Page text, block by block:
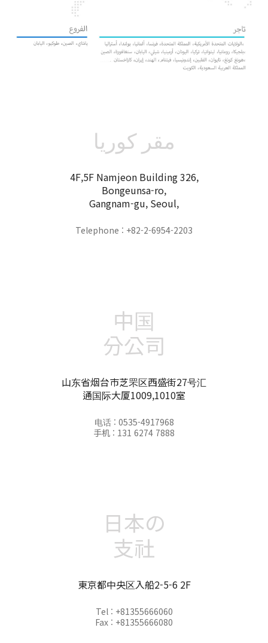
مقر كوريا
4F,5F Namjeon Building 326,
Bongeunsa-ro,
Gangnam-gu, Seoul,
Telephone : +82-2-6954-2203
中国
分公司
山东省烟台市芝罘区西盛街27号汇
通国际大厦1009,1010室
电话 : 0535-4917968
手机 : 131 6274 7888
日本の
支社
東京都中央区入船2-5-6 2F
Tel : +81355666060
Fax : +81355666080